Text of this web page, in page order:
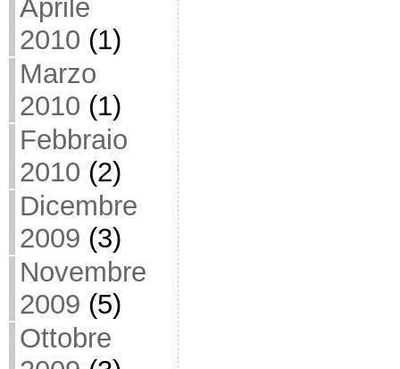
Aprile
2010 (1)
Marzo
2010 (1)
Febbraio
2010 (2)
Dicembre
2009 (3)
Novembre
2009 (5)
Ottobre